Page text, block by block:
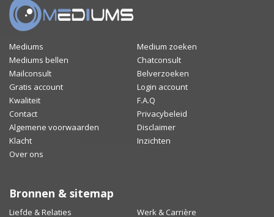
Mediums
Medium zoeken
Mediums bellen
Chatconsult
Mailconsult
Belverzoeken
Gratis account
Login account
Kwaliteit
F.A.Q
Contact
Privacybeleid
Algemene voorwaarden
Disclaimer
Klacht
Inzichten
Over ons
Bronnen & sitemap
Liefde & Relaties Werk & Carrière